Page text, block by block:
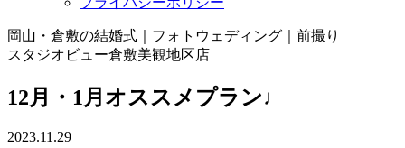
岡山・倉敷の結婚式｜フォトウェディング｜前撮り
スタジオビュー倉敷美観地区店
12月・1月オススメプラン♩
2023.11.29